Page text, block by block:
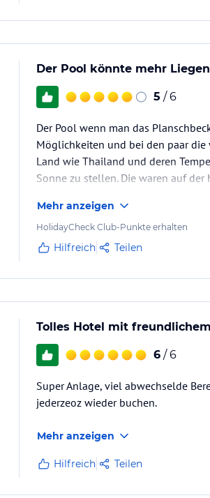
Die Rezeption arbeitet
Der Pool könnte mehr
5 / 6
Der Pool wenn man das
Möglichkeiten und bei den paar
Land wie Thailand und deren
Sonne zu stellen. Die waren auf
Mehr anzeigen
HolidayCheck Club-Punkte erhalten
Hilfreich Teilen
Tolles Hotel mit
6 / 6
Super Anlage, viel abwechselde
jederzeoz wieder buchen.
Mehr anzeigen
Hilfreich Teilen